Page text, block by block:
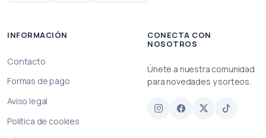
INFORMACIÓN
Contacto
Formas de pago
Aviso legal
Política de cookies
CONECTA CON
NOSOTROS
Únete a nuestra comunidad
para novedades y sorteos.